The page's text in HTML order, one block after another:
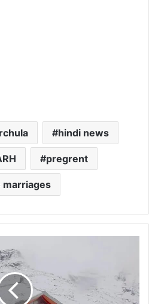
hindi news
pregrent